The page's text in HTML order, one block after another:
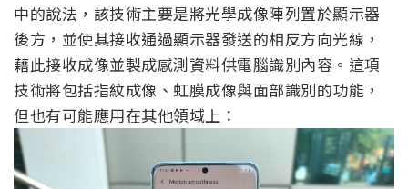
中的說法，該技術主要是將光學成像陣列置於顯示器
後方，並使其接收通過顯示器發送的相反方向光線，
藉此接收成像並製成感測資料供電腦識別內容。這項
技術將包括指紋成像、虹膜成像與面部識別的功能，
但也有可能應用在其他領域上：